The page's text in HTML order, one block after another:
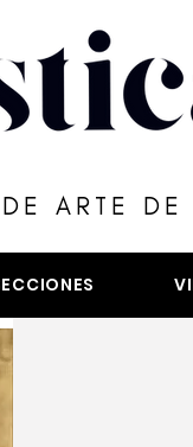
ARTE DE